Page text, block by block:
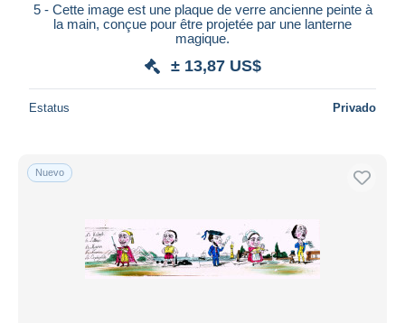
5 - Cette image est une plaque de verre ancienne peinte à
la main, conçue pour être projetée par une lanterne
magique.
± 13,87 US$
Estatus Privado
Nuevo